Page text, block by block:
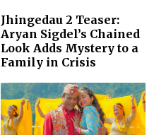
Jhingedau 2 Teaser:
Aryan Sigdel’s Chained
Look Adds Mystery to a
Family in Crisis